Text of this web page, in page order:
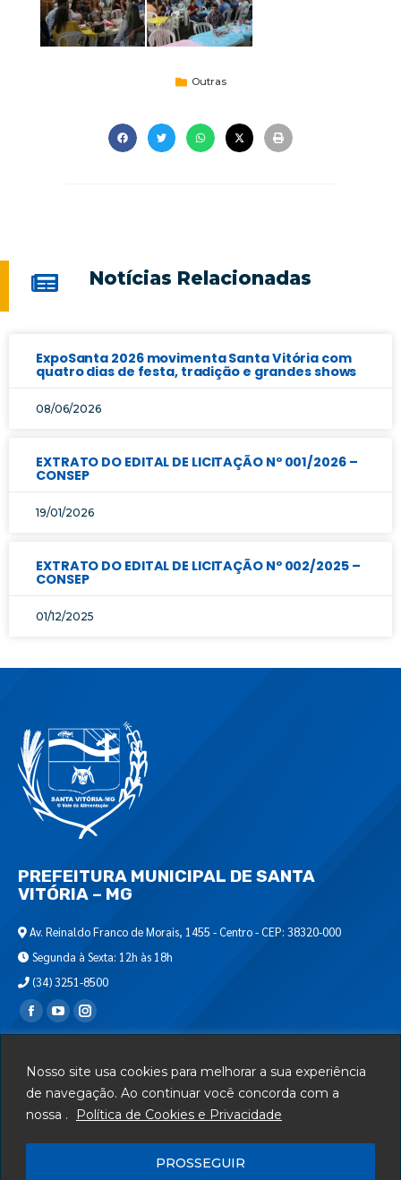
Nosso site usa cookies para melhorar a sua experiência
de navegação. Ao continuar você concorda com a
nossa .
Política de Cookies e Privacidade
PROSSEGUIR
Outras
Notícias Relacionadas
ExpoSanta 2026 movimenta Santa Vitória com
quatro dias de festa, tradição e grandes shows
08/06/2026
EXTRATO DO EDITAL DE LICITAÇÃO Nº 001/2026 –
CONSEP
19/01/2026
EXTRATO DO EDITAL DE LICITAÇÃO Nº 002/2025 –
CONSEP
01/12/2025
PREFEITURA MUNICIPAL DE SANTA
VITÓRIA – MG
Av. Reinaldo Franco de Morais, 1455 - Centro - CEP: 38320-000
Segunda à Sexta: 12h às 18h
(34) 3251-8500
Encontre-nos em:
Departamento de T.I.
Serviços